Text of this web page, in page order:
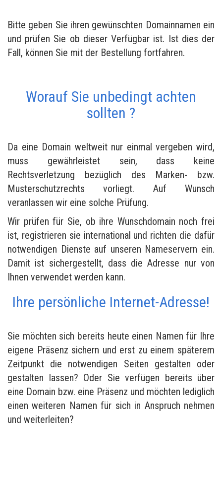
Bitte geben Sie ihren gewünschten Domainnamen ein
und prüfen Sie ob dieser Verfügbar ist. Ist dies der
Fall, können Sie mit der Bestellung fortfahren.
Worauf Sie unbedingt achten
sollten ?
Da eine Domain weltweit nur einmal vergeben wird,
muss gewährleistet sein, dass keine
Rechtsverletzung bezüglich des Marken- bzw.
Musterschutzrechts vorliegt. Auf Wunsch
veranlassen wir eine solche Prüfung.
Wir prüfen für Sie, ob ihre Wunschdomain noch frei
ist, registrieren sie international und richten die dafür
notwendigen Dienste auf unseren Nameservern ein.
Damit ist sichergestellt, dass die Adresse nur von
Ihnen verwendet werden kann.
Ihre persönliche Internet-Adresse!
Sie möchten sich bereits heute einen Namen für Ihre
eigene Präsenz sichern und erst zu einem späterem
Zeitpunkt die notwendigen Seiten gestalten oder
gestalten lassen? Oder Sie verfügen bereits über
eine Domain bzw. eine Präsenz und möchten lediglich
einen weiteren Namen für sich in Anspruch nehmen
und weiterleiten?